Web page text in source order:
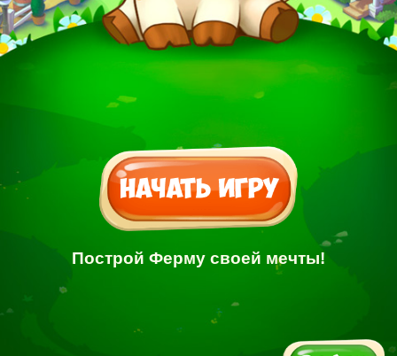
Построй Ферму своей мечты!